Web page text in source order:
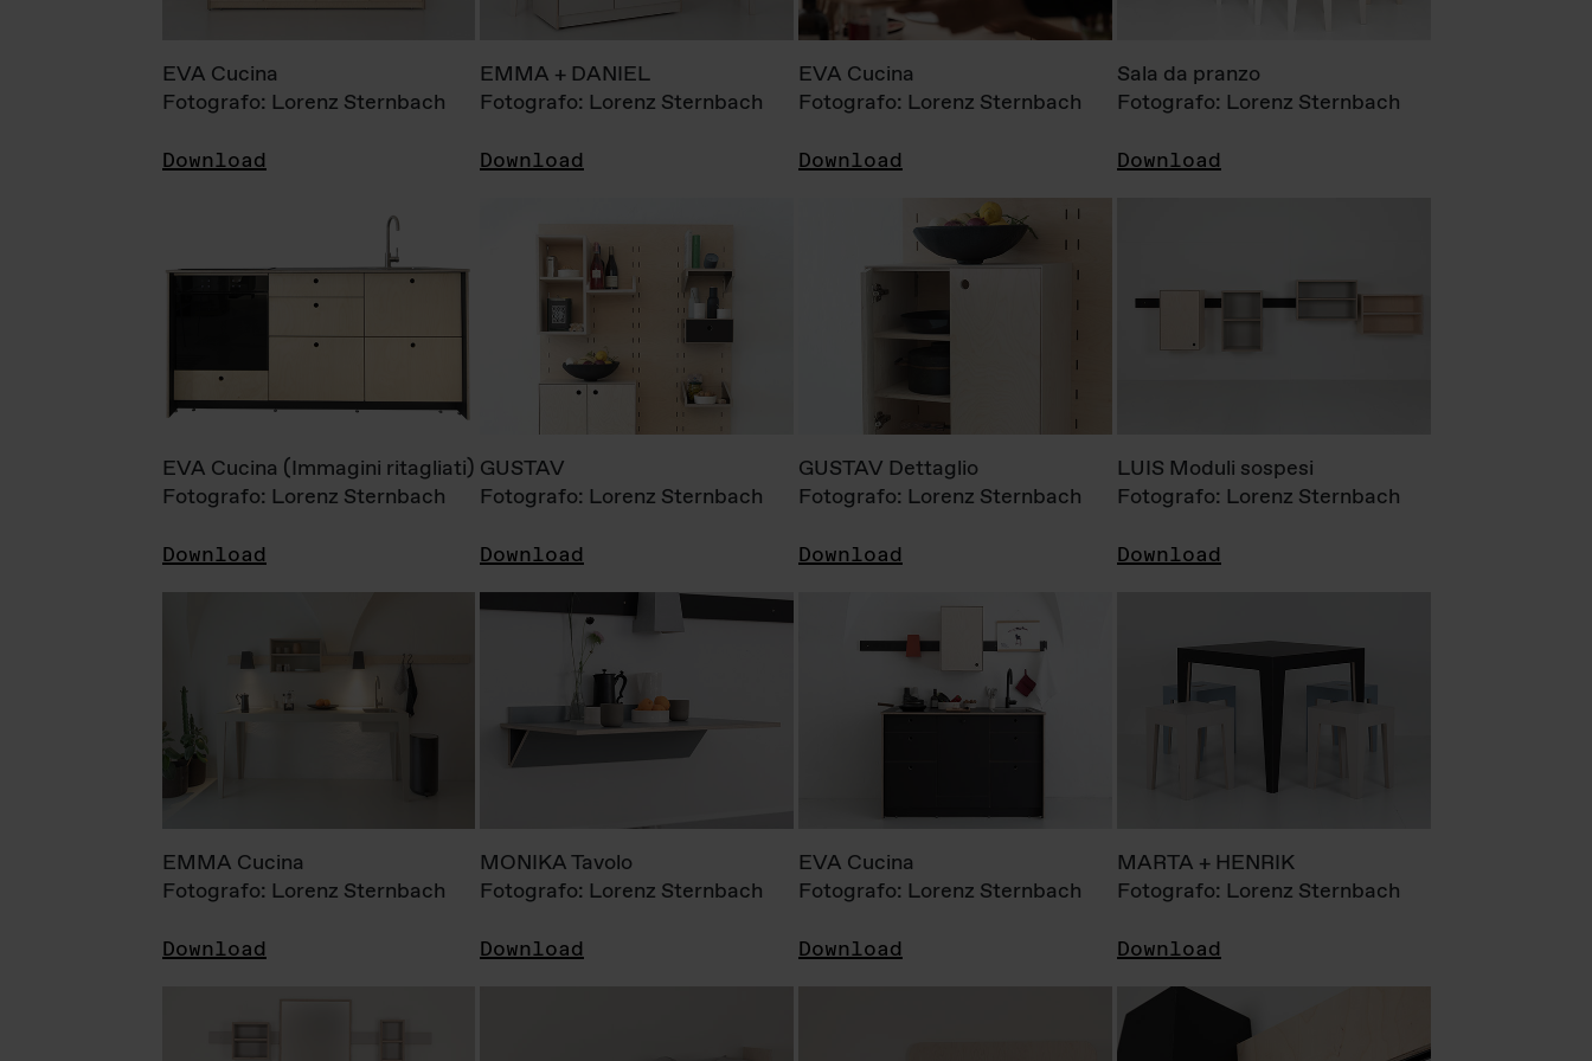
EVA Cucina
Fotografo: Lorenz Sternbach
Download
EMMA + DANIEL
Fotografo: Lorenz Sternbach
Download
EVA Cucina
Fotografo: Lorenz Sternbach
Download
Sala da pranzo
Fotografo: Lorenz Sternbach
Download
EVA Cucina (Immagini ritagliati)
Fotografo: Lorenz Sternbach
Download
GUSTAV
Fotografo: Lorenz Sternbach
Download
GUSTAV Dettaglio
Fotografo: Lorenz Sternbach
Download
LUIS Moduli sospesi
Fotografo: Lorenz Sternbach
Download
EMMA Cucina
Fotografo: Lorenz Sternbach
Download
MONIKA Tavolo
Fotografo: Lorenz Sternbach
Download
EVA Cucina
Fotografo: Lorenz Sternbach
Download
MARTA + HENRIK
Fotografo: Lorenz Sternbach
Download